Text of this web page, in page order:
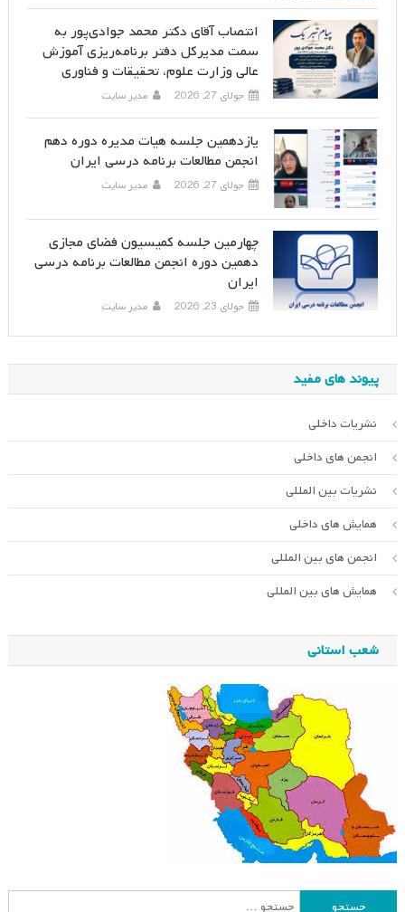
انتصاب آقای دکتر محمد جوادی‌پور به
سمت مدیرکل دفتر برنامه‌ریزی آموزش
عالی وزارت علوم، تحقیقات و فناوری
جولای 27, 2026 مدیر سایت
یازدهمین جلسه هیات مدیره دوره دهم
انجمن مطالعات برنامه درسی ایران
جولای 27, 2026 مدیر سایت
چهارمین جلسه کمیسیون فضای مجازی
دهمین دوره انجمن مطالعات برنامه درسی
ایران
جولای 23, 2026 مدیر سایت
پیوند های مفید
نشریات داخلی
انجمن های داخلی
نشریات بین المللی
همایش های داخلی
انجمن های بین المللی
همایش های بین المللی
شعب استانی
جستجو